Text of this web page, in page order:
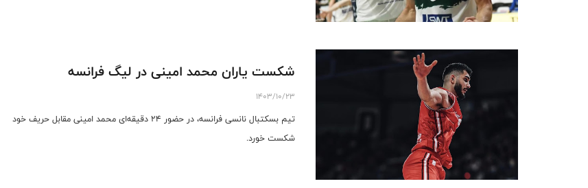
شکست یاران محمد امینی در لیگ فرانسه
1403/10/23
تیم بسکتبال نانسی فرانسه، در حضور ۲۴ دقیقه‌ای محمد امینی مقابل حریف خود
شکست خورد.